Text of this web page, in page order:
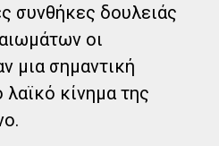
συνθήκες δουλειάς
οι
μια σημαντική
κίνημα της